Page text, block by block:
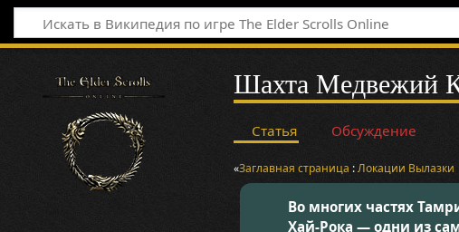
Шахта Медвежий
Статья Обсуждение
«Заглавная страница :Локации Вылазки
Во многих частях
Хай-Рока — одни из